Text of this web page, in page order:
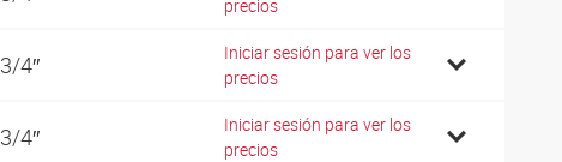
precios
3/4″
Iniciar sesión para ver los
precios
3/4″
Iniciar sesión para ver los
precios